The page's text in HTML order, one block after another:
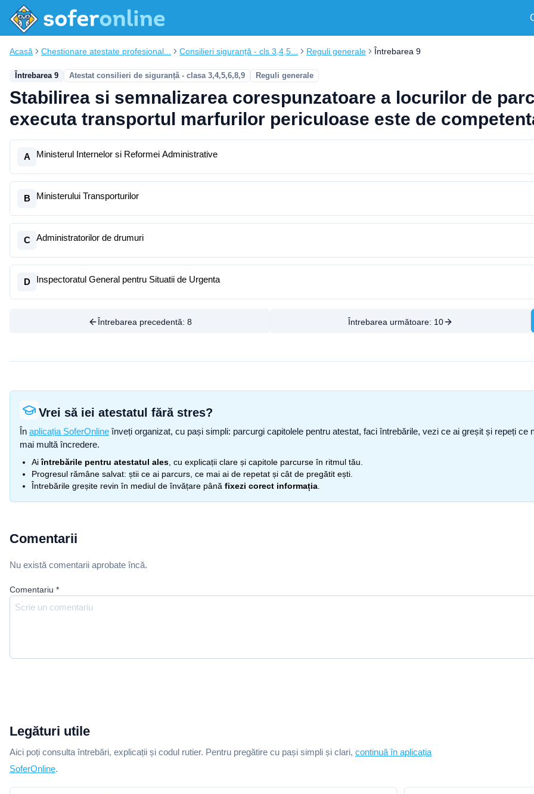
Acasă Chestionare atestate profesional... Consilieri siguranță - cls 3,4,5... Reguli generale Întrebarea 9
Întrebarea 9 Atestat consilieri de siguranță - clasa 3,4,5,6,8,9 Reguli generale
Stabilirea si semnalizarea corespunzatoare a locurilor de
executa transportul marfurilor periculoase este de
A Ministerul Internelor si Reformei Administrative
B Ministerului Transporturilor
C Administratorilor de drumuri
D Inspectoratul General pentru Situatii de Urgenta
Întrebarea precedentă: 8 Întrebarea următoare: 10
Vrei să iei atestatul fără stres?
În aplicația SoferOnline înveți organizat, cu pași simpli: parcurgi capitolele pentru atestat, faci întrebările, vezi ce ai greșit și repeți
mai multă încredere.
Aiîntrebările pentru atestatul ales , cu explicații clare și capitole parcurse în ritmul tău.
Progresul rămâne salvat: știi ce ai parcurs, ce mai ai de repetat și cât de pregătit ești.
Întrebările greșite revin în mediul de învățare până fixezi corect informația
Comentarii
Nu există comentarii aprobate încă.
Comentariu *
Legături utile
Aici poți consulta întrebări, explicații și codul rutier. Pentru pregătire cu pași simpli și clari, continuă în aplicația
SoferOnline.